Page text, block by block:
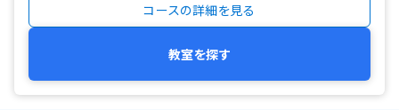
コースの詳細を見る
教室を探す